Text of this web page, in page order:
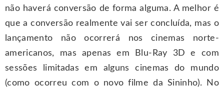
não haverá conversão de forma alguma. A melhor é
que a conversão realmente vai ser concluída, mas o
lançamento não ocorrerá nos cinemas norte-
americanos, mas apenas em Blu-Ray 3D e com
sessões limitadas em alguns cinemas do mundo
(como ocorreu com o novo filme da Sininho). No